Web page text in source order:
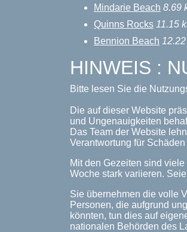
Mindarie Beach 8.69
Quinns Rocks 11.15
Bennion Beach
HINWEIS :
Bitte lesen Sie die
Die auf dieser Website
und Ungenauigkeiten
Das Team der Website
Verantwortung für
Mit den Gezeiten sind
Woche stark variieren.
Sie übernehmen die volle
Personen, die aufgrund
könnten, tun dies auf
nationalen Behörden des